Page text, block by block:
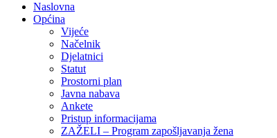
Naslovna
Općina
Vijeće
Načelnik
Djelatnici
Statut
Prostorni plan
Javna nabava
Ankete
Pristup informacijama
ZAŽELI – Program zapošljavanja žena